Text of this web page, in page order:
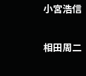
小宮浩信
相田周二